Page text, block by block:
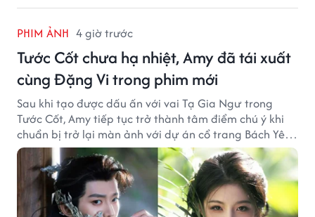
PHIM ẢNH 4 giờ trước
Tước Cốt chưa hạ nhiệt, Amy đã tái xuất
cùng Đặng Vi trong phim mới
Sau khi tạo được dấu ấn với vai Tạ Gia Ngư trong
Tước Cốt, Amy tiếp tục trở thành tâm điểm chú ý khi
chuẩn bị trở lại màn ảnh với dự án cổ trang Bách Yêu
Phổ.